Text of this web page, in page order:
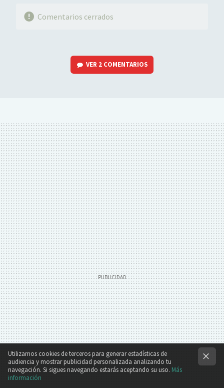
Comentarios cerrados
VER 2 COMENTARIOS
Utilizamos cookies de terceros para generar estadísticas de
audiencia y mostrar publicidad personalizada analizando tu
navegación. Si sigues navegando estarás aceptando su uso. Más
información